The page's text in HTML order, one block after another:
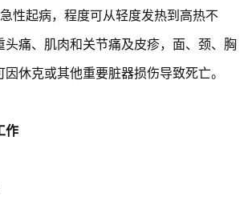
性起病，程度可从轻度发热到高热不
头痛、肌肉和关节痛及皮疹，面、颈、胸
休克或其他重要脏器损伤导致死亡。
作